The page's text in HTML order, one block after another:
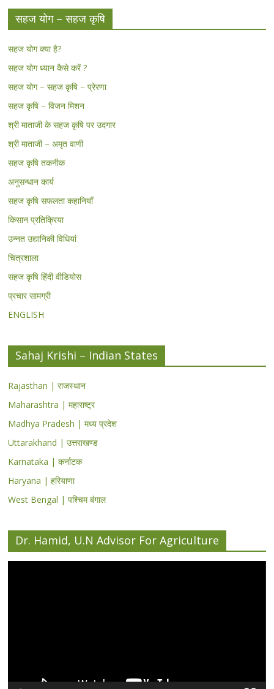
सहज योग – सहज कृषि
सहज योग क्या है?
सहज योग ध्यान कैसे करें ?
सहज योग – सहज कृषि – प्रेरणा
सहज कृषि – विजन मिशन
श्री माताजी के सहज कृषि पर उदगार
श्री माताजी – अमृत वाणी
सहज कृषि तकनीक
अनुसन्धान कार्य
सहज कृषि सफलता कहानियाँ
किसान प्रतिक्रिया
उन्नत उद्यानिकी विधियां
चित्रशाला
सहज कृषि हिंदी वीडियोस
प्रचार सामग्री
ENGLISH
Sahaj Krishi – Indian States
Rajasthan | राजस्थान
Maharashtra | महाराष्ट्र
Madhya Pradesh | मध्य प्रदेश
Uttarakhand | उत्तराखण्ड
Karnataka | कर्नाटक
Haryana | हरियाणा
West Bengal | पश्चिम बंगाल
Dr. Hamid, U.N Advisor For Agriculture